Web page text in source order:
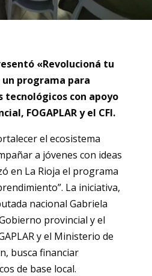
«Revolucioná tu
programa para
con apoyo
FOGAPLAR y el CFI.
el ecosistema
a jóvenes con ideas
en La Rioja el programa
La iniciativa,
nacional Gabriela
provincial y el
y el Ministerio de
busca financiar
de base local.